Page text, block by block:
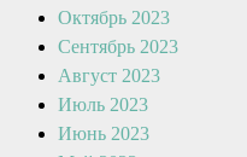
Октябрь 2023
Сентябрь 2023
Август 2023
Июль 2023
Июнь 2023